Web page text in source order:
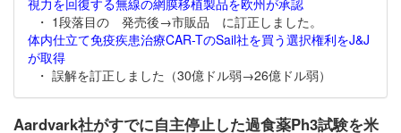
視力を回復する無線の網膜移植製品を欧州が承認
・ 1段落目の 発売後→市販品 に訂正しました。
体内仕立て免疫疾患治療CAR-TのSail社を買う選択権利をJ&J
が取得
・ 誤解を訂正しました（30億ドル弱→26億ドル弱）
Aardvark社がすでに自主停止した過食薬Ph3試験を米